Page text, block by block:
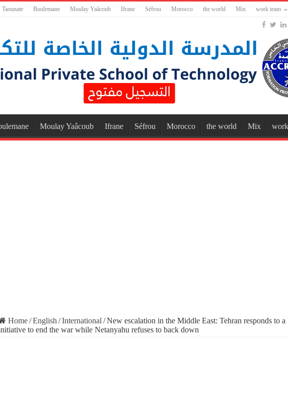
Taounate Boulemane Moulay Yaâcoub Ifrane Séfrou Morocco the world Mix work team
Moulay Yaâcoub Ifrane Séfrou Morocco the world Mix
Home/English /International /New escalation in the Middle East: Tehran responds to a
to end the war while Netanyahu refuses to back down